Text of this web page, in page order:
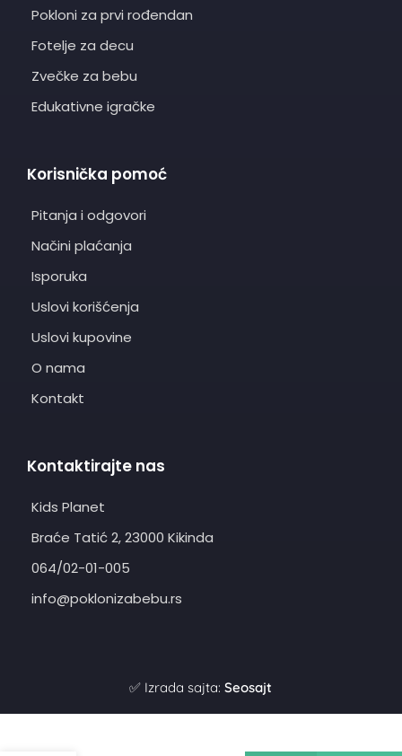
Pokloni za prvi rođendan
Fotelje za decu
Zvečke za bebu
Edukativne igračke
Korisnička pomoć
Pitanja i odgovori
Načini plaćanja
Isporuka
Uslovi korišćenja
Uslovi kupovine
O nama
Kontakt
Kontaktirajte nas
Kids Planet
Braće Tatić 2, 23000 Kikinda
064/02-01-005
info@poklonizabebu.rs
✅ Izrada sajta:Seosajt